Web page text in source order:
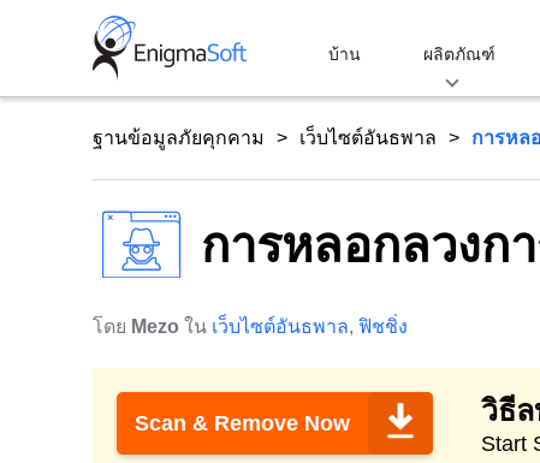
บ้าน ผลิตภัณฑ์
ฐานข้อมูลภัยคุกคาม เว็บไซต์อันธพาล การหล
การหลอกลวงก
โดย Mezo ใน เว็บไซต์อันธพาล, ฟิชชิ่ง
Scan & Remove Now วิธี
Start